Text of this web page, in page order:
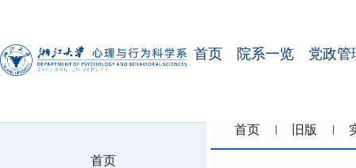
首页 院系一览 党政管
首页
首页 旧版